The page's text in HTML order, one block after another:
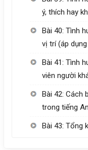
ý, thích hay
Bài 40: Tình
vị trí (áp
Bài 41: Tình
viên người
Bài 42: Cách
trong tiếng
Bài 43: Tổng